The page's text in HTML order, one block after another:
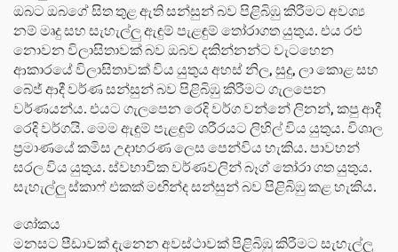
ඔබට ඔබගේ සිත තුළ ඇති සන්සුන් බව පිළිබිඹු කිරීමට අවශ්‍ය
නම් මෘදු සහ සැහැල්ලු ඇඳුම් පැළඳුම් තෝරාගත යුතුය. එය රළු
නොවන විලාසිතාවක් බව ඔබව දකින්නන්ට වැටහෙන
ආකාරයේ විලාසිතාවක් විය යුතුය අහස් නිල, සුදු, ලා කොළ සහ
බේජ් ආදී වර්ණ සන්සුන් බව පිළිබිඹු කිරීමට ගැලපෙන
වර්ණයන්ය. එයට ගැලපෙන රෙදි වර්ග වන්නේ ලිනන්, කපු ආදී
රෙදි වර්ගයි. මෙම ඇඳුම් පැළඳුම් ශරීරයට ලිහිල් විය යුතුය. විශාල
ප්‍රමාණයේ කමිස උදාහරණ ලෙස පෙන්විය හැකිය. පාවහන්
සරල විය යුතුය. ස්වභාවික වර්ණවලින් බෑග් තෝරා ගත යුතුය.
සැහැල්ලු ස්කාෆ් එකක් මඟින්ද සන්සුන් බව පිළිබිඹු කළ හැකිය.
ශෝකය
මනසට පීඩාවක් දැනෙන අවස්ථාවක් පිළිබිඹු කිරීමට සැහැල්ලු